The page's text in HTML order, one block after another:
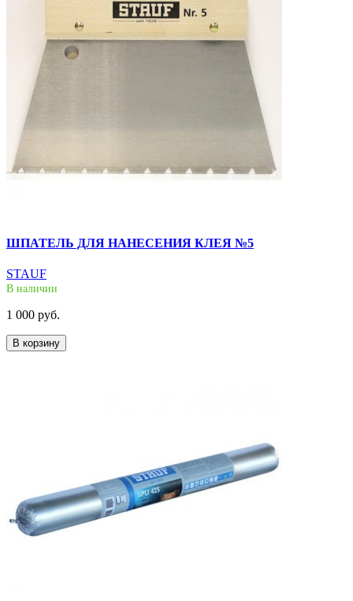
ШПАТЕЛЬ ДЛЯ НАНЕСЕНИЯ КЛЕЯ №5
STAUF
В наличии
1 000 руб.
В корзину